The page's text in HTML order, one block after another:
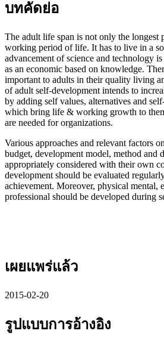
บทคัดย่อ
The adult life span is not only the longest
working period of life. It has to live in a
advancement of science and technology
as an economic based on knowledge.
important to adults in their quality living
of adult self-development intends to
by adding self values, alternatives and
which bring life & working growth to
are needed for organizations.
Various approaches and relevant factors
budget, development model, method and
appropriately considered with their own
development should be evaluated
achievement. Moreover, physical mental,
professional should be developed during
เผยแพร่แล้ว
2015-02-20
รูปแบบการอ้างอิง